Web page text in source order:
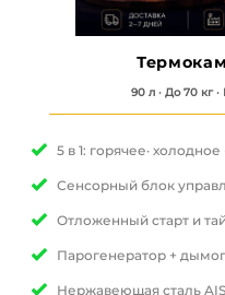
90 л · До 70 кг
5 в 1: горячее·
Сенсорный блок
Отложенный старт и
Парогенератор +
Нержавеющая сталь